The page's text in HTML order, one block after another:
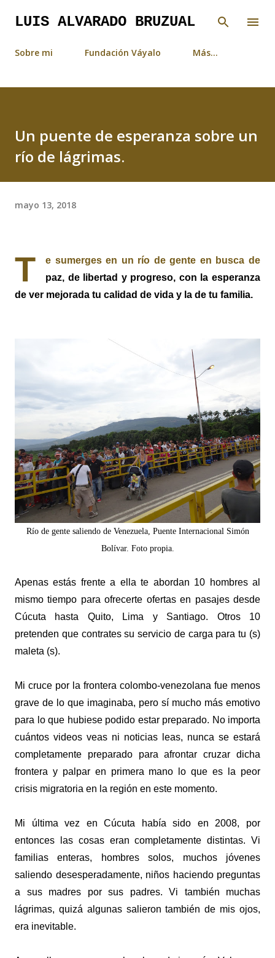
Ir al contenido principal
LUIS ALVARADO BRUZUAL
Sobre mi Fundación Váyalo Más…
Un puente de esperanza sobre un
río de lágrimas.
mayo 13, 2018
T
e sumerges en un río de gente en busca de
paz, de libertad y progreso, con la esperanza
de ver mejorada tu calidad de vida y la de tu familia.
Río de gente saliendo de Venezuela, Puente Internacional Simón
Bolívar. Foto propia.
Apenas estás frente a ella te abordan 10 hombres al
mismo tiempo para ofrecerte ofertas en pasajes desde
Cúcuta hasta Quito, Lima y Santiago. Otros 10
pretenden que contrates su servicio de carga para tu (s)
maleta (s).
Mi cruce por la frontera colombo-venezolana fue menos
grave de lo que imaginaba, pero sí mucho más emotivo
para lo que hubiese podido estar preparado. No importa
cuántos videos veas ni noticias leas, nunca se estará
completamente preparado para afrontar cruzar dicha
frontera y palpar en primera mano lo que es la peor
crisis migratoria en la región en este momento.
Mi última vez en Cúcuta había sido en 2008, por
entonces las cosas eran completamente distintas. Vi
familias enteras, hombres solos, muchos jóvenes
saliendo desesperadamente, niños haciendo preguntas
a sus madres por sus padres. Vi también muchas
lágrimas, quizá algunas salieron también de mis ojos,
era inevitable.